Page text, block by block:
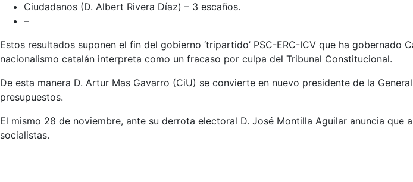
Ciudadanos (D. Albert Rivera Díaz) – 3 escaños.
–
Estos resultados suponen el fin del gobierno ‘tripartido’ PSC-ERC-ICV que ha
nacionalismo catalán interpreta como un fracaso por culpa del Tribunal Constitucional.
De esta manera D. Artur Mas Gavarro (CiU) se convierte en nuevo presidente de la
presupuestos.
El mismo 28 de noviembre, ante su derrota electoral D. José Montilla Aguilar anuncia
socialistas.